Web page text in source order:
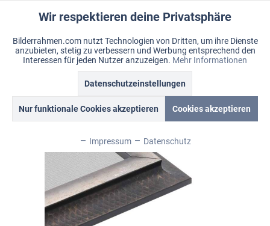
Warenkorb
Merkzettel Mein Konto
Menü
Eiffel
Funktionale Aktiv
Marketing Inaktiv
Inaktiv
Wir respektieren deine Privatsphäre
Bilderrahmen.com nutzt Technologien von Dritten, um ihre Dienste
anzubieten, stetig zu verbessern und Werbung entsprechend den
Interessen für jeden Nutzer anzuzeigen. Mehr Informationen
Datenschutzeinstellungen
Nur funktionale Cookies akzeptieren Cookies akzeptieren
Impressum Datenschutz